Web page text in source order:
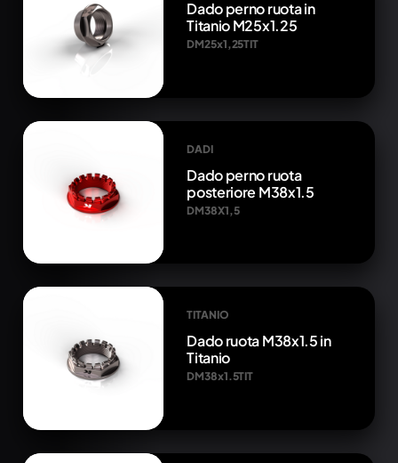
Dado perno ruota in
Titanio M25x1.25
DM25x1,25TIT
DADI
Dado perno ruota
posteriore M38x1.5
DM38X1,5
TITANIO
Dado ruota M38x1.5 in
Titanio
DM38x1.5TIT